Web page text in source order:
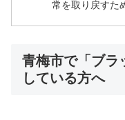
常を取り戻すた
青梅市で「ブラ
している方へ